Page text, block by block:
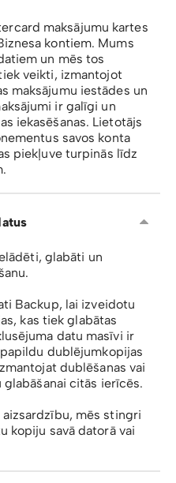
maksājumu kartes
kontiem. Mums
un mēs tos
veikti, izmantojot
maksājumu iestādes un
ir galīgi un
iekasēšanas. Lietotājs
savos konta
piekļuve turpinās līdz
glabāti un
Backup, lai izveidotu
kas tiek glabātas
datu masīvi ir
dublējumkopijas
dublēšanas vai
citās ierīcēs.
mēs stingri
kopiju savā datorā vai